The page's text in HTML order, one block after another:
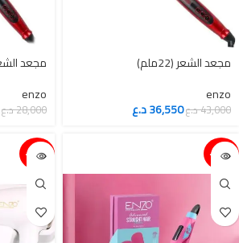
enzo
43,000د.ع36,550د.ع
enzo
28,000د.ع
15%-
15%-